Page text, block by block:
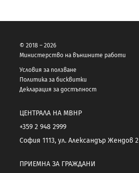
© 2018 – 2026
Министерство на външните работи
Условия за ползване
Политика за бисквитки
Декларация за достъпност
ЦЕНТРАЛА НА МВНР
+359 2 948 2999
София 1113, ул. Александър Жендов 2
ПРИЕМНА ЗА ГРАЖДАНИ